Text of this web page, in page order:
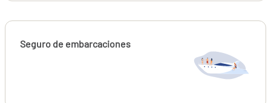
Seguro de embarcaciones